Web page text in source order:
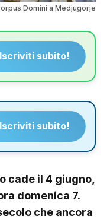
Domini a Medjugorje
Iscriviti subito!
Iscriviti subito!
cade il 4 giugno,
domenica 7.
che ancora